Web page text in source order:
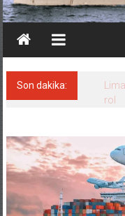
Son dakika:
rol